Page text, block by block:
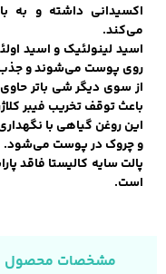
اکسیدانی داشته و به
می‌کند.
اسید لینولئیک و اسید
روی پوست می‌شوند و جذب
از سوی دیگر شی باتر
باعث توقف تخریب فیبر
این روغن گیاهی با
و چروک در پوست می‌شود.
پالت سایه کالیستا فاقد
است.
مشخصات محصول